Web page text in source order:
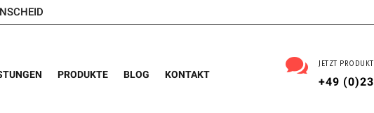
PRODUKTE BLOG KONTAKT  JETZT
+49